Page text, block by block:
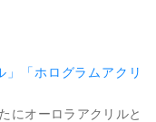
「ホログラムアクリ
にオーロラアクリルと